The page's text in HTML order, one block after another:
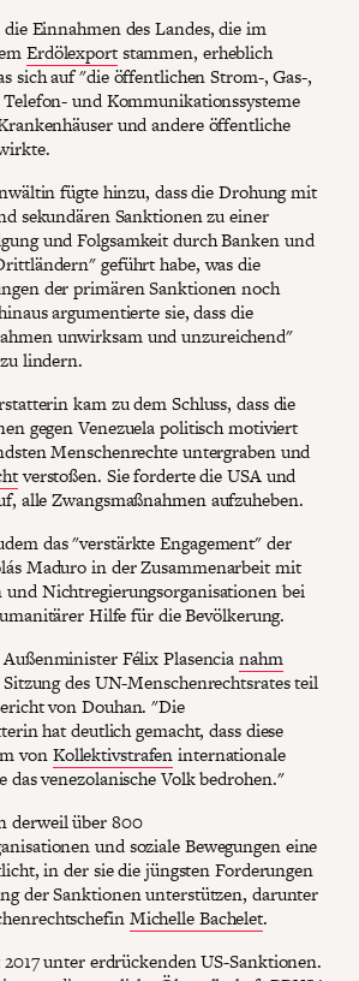
Einnahmen des Landes, die im
Erdölexportstammen, erheblich
sich auf "die öffentlichen Strom-, Gas-,
Telefon- und Kommunikationssysteme
und andere öffentliche
fügte hinzu, dass die Drohung mit
sekundären Sanktionen zu einer
und Folgsamkeit durch Banken und
geführt habe, was die
der primären Sanktionen noch
argumentierte sie, dass die
unwirksam und unzureichend"
lindern.
kam zu dem Schluss, dass die
gegen Venezuela politisch motiviert
Menschenrechte untergraben und
verstoßen. Sie forderte die USA und
alle Zwangsmaßnahmen aufzuheben.
das "verstärkte Engagement" der
Maduro in der Zusammenarbeit mit
Nichtregierungsorganisationen bei
Hilfe für die Bevölkerung.
Félix Plasencianahm
des UN-Menschenrechtsrates teil
von Douhan. "Die
hat deutlich gemacht, dass diese
vonKollektivstrafeninternationale
das venezolanische Volk bedrohen."
derweil über 800
und soziale Bewegungen eine
in der sie die jüngsten Forderungen
der Sanktionen unterstützen, darunter
Michelle Bachelet.
2017 unter erdrückenden US-Sanktionen.